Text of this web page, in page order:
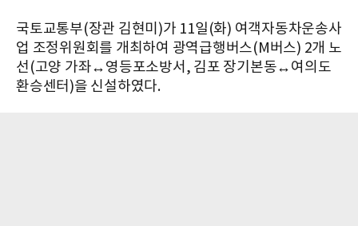
국토교통부(장관 김현미)가 11일(화) 여객자동차운송사
업 조정위원회를 개최하여 광역급행버스(M버스) 2개 노
선(고양 가좌↔영등포소방서, 김포 장기본동↔여의도
환승센터)을 신설하였다.